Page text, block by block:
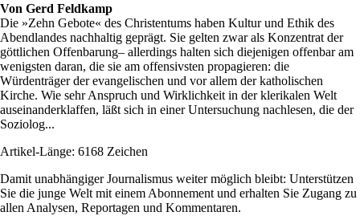
Von Gerd Feldkamp
Die »Zehn Gebote« des Christentums haben Kultur und Ethik des
Abendlandes nachhaltig geprägt. Sie gelten zwar als Konzentrat der
göttlichen Offenbarung– allerdings halten sich diejenigen offenbar am
wenigsten daran, die sie am offensivsten propagieren: die
Würdenträger der evangelischen und vor allem der katholischen
Kirche. Wie sehr Anspruch und Wirklichkeit in der klerikalen Welt
auseinanderklaffen, läßt sich in einer Untersuchung nachlesen, die der
Soziolog...
Artikel-Länge: 6168 Zeichen
Damit unabhängiger Journalismus weiter möglich bleibt: Unterstützen
Sie die junge Welt mit einem Abonnement und erhalten Sie Zugang zu
allen Analysen, Reportagen und Kommentaren.